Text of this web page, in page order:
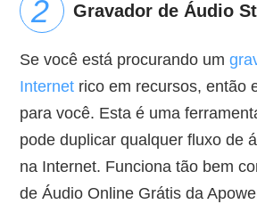
Gravador de Áudio
Se você está procurando um
Internet rico em recursos, então
para você. Esta é uma
pode duplicar qualquer fluxo de
na Internet. Funciona tão bem
de Áudio Online Grátis da